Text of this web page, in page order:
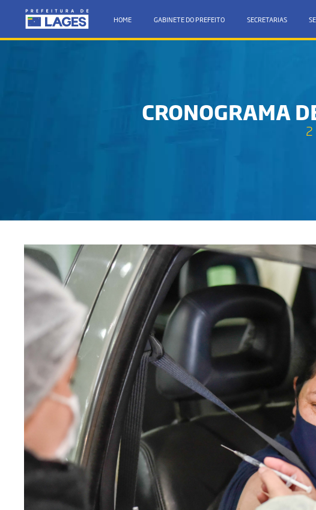
HOME GABINETE DO PREFEITO SECRETARIAS
CRONOGRAMA